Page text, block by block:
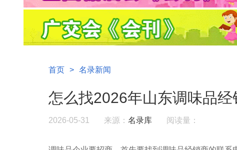
首页 > 名录新闻
怎么找2026年山东调味品
2026-05-31 来源： 名录库 阅读量：